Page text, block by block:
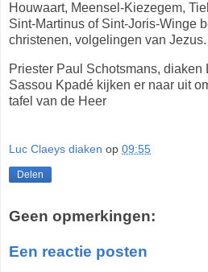
Houwaart, Meensel-Kiezegem,
Sint-Martinus of Sint-Joris-Winge
christenen, volgelingen van
Priester Paul Schotsmans, diaken
Sassou Kpadé kijken er naar uit
tafel van de Heer
Luc Claeys diaken op 09:55
Delen
Geen opmerkingen:
Een reactie posten